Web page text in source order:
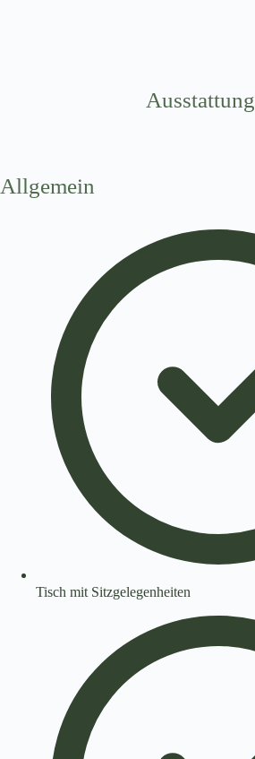
Ausstattung
Allgemein
Tisch mit Sitzgelegenheiten